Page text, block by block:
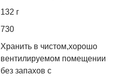
132 г
730
Хранить в чистом,хорошо
вентилируемом помещении
без запахов с